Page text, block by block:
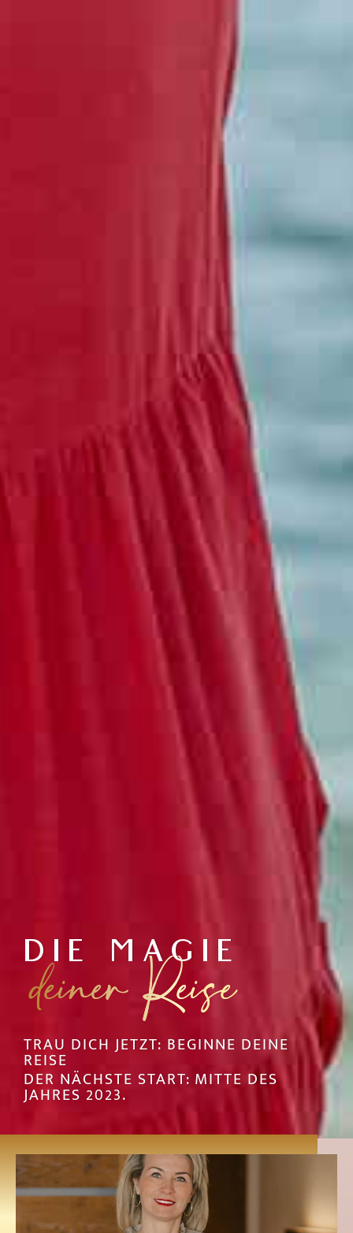
DIE MAGIE
deiner Reise
TRAU DICH JETZT: BEGINNE DEINE
REISE
DER NÄCHSTE START: MITTE DES
JAHRES 2023.